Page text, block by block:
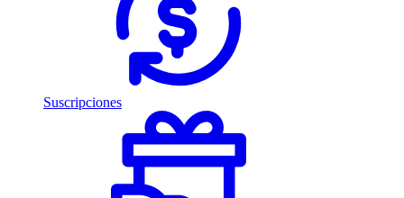
Suscripciones